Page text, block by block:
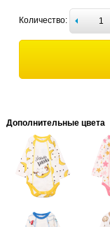
Количество:
Дополнительные цвета